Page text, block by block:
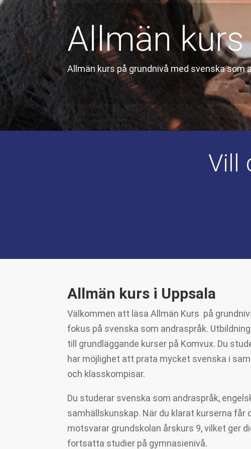
Allmän
Allmän kurs på grundnivå med svenska som
Vill
Allmän kurs i Uppsala
Välkommen att läsa Allmän Kurs på
fokus på svenska som andraspråk.
till grundläggande kurser på Komvux. Du
har möjlighet att prata mycket svenska i
och klasskompisar.
Du studerar svenska som andraspråk,
samhällskunskap. När du klarat kurserna får
motsvarar grundskolan årskurs 9, vilket ger
fortsatta studier på gymnasienivå.